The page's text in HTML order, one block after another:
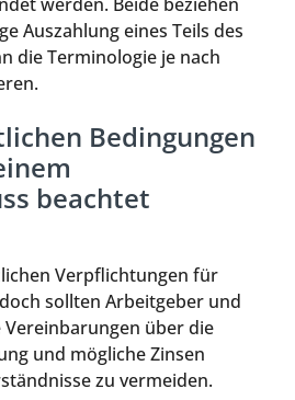
Auszahlung eines Teils des
die Terminologie je nach
Bedingungen
beachtet
Verpflichtungen für
sollten Arbeitgeber und
über die
und mögliche Zinsen
zu vermeiden.